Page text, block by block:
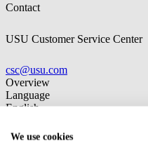
Contact
USU Customer Service Center
csc@usu.com
Overview
Language
English
We use cookies